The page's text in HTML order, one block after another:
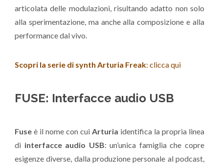
articolata delle modulazioni, risultando adatto non solo
alla sperimentazione, ma anche alla composizione e alla
performance dal vivo.
Scopri la serie di synth Arturia Freak: clicca qui
FUSE: Interfacce audio USB
Fuse è il nome con cui Arturia identifica la propria linea
di interfacce audio USB: un’unica famiglia che copre
esigenze diverse, dalla produzione personale al podcast,